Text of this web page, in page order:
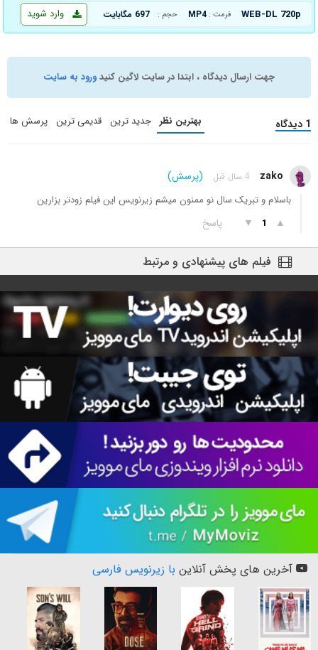
WEB-DL 720p فرمت : MP4 حجم : 697 مگابایت وارد شوید
جهت ارسال دیدگاه ، ابتدا در سایت لاگین کنیدورود به سایت
1 دیدگاه بهترین نظر جدید ترین قدیمی ترین پرسش ها
zako 4 سال قبل (پرسش)
باسلام و تبریک سال نو ممنون میشم زیرنویس این فیلم زودتر بزارین
▲
1
▼ پاسخ
فیلم های پیشنهادی و مرتبط
آخرین های پخش آنلاین با زیرنویس فارسی